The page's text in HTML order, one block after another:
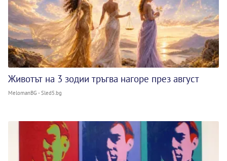
Животът на 3 зодии тръгва нагоре през август
MelomanBG - Sled5.bg